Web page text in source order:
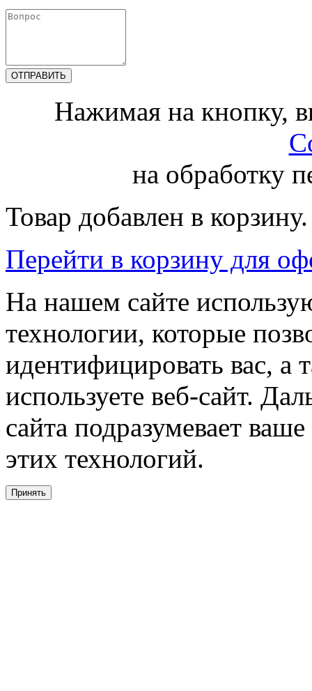
Нажимая на кнопку,
на обработку
Товар добавлен в корзину.
Перейти в корзину для
На нашем сайте
технологии, которые
идентифицировать вас, а
используете веб-сайт.
сайта подразумевает
этих технологий.
Принять